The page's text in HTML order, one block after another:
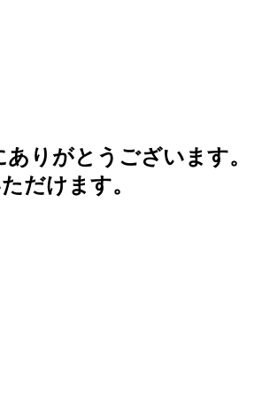
りがとうございます。
だけます。